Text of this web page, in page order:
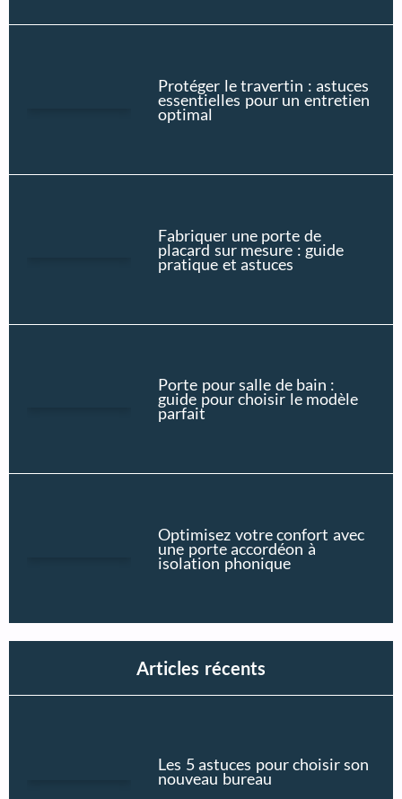
Protéger le travertin : astuces
essentielles pour un entretien
optimal
Fabriquer une porte de
placard sur mesure : guide
pratique et astuces
Porte pour salle de bain :
guide pour choisir le modèle
parfait
Optimisez votre confort avec
une porte accordéon à
isolation phonique
Articles récents
Les 5 astuces pour choisir son
nouveau bureau